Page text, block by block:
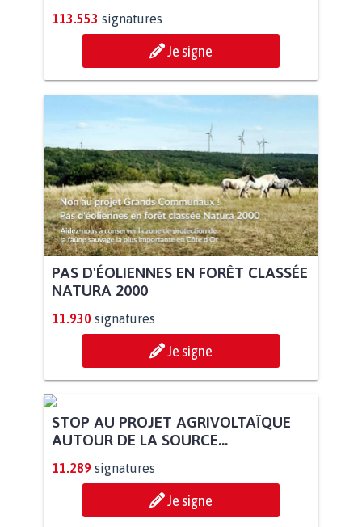
113.553 signatures
Je signe
PAS D'ÉOLIENNES EN FORÊT CLASSÉE
NATURA 2000
11.930 signatures
Je signe